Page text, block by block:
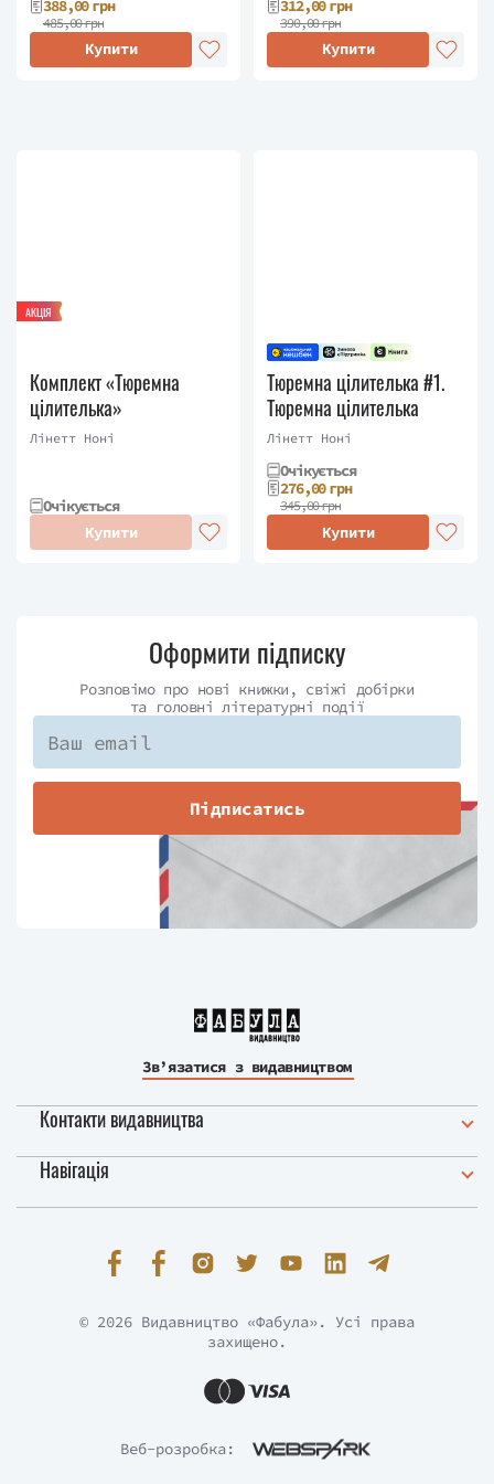
388,00 грн
485,00 грн
Купити
312,00 грн
390,00 грн
Купити
АКЦІЯ
Комплект «Тюремна
цілителька»
Лінетт Ноні
Очікується
Купити
Тюремна цілителька #1.
Тюремна цілителька
Лінетт Ноні
Очікується
276,00 грн
345,00 грн
Купити
Оформити підписку
Розповімо про нові книжки, свіжі добірки
та головні літературні події
Підписатись
Зв’язатися з видавництвом
Контакти видавництва
Навігація
Веб-розробка:
© 2026 Видавництво «Фабула». Усі права
захищено.